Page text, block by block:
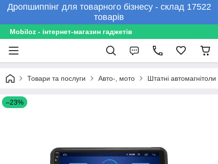
Дропшиппінг для товарного бізнесу - склад 17522
товарів
Mobiloz - інтернет-магазин гаджетів
Товари та послуги Авто-, мото Штатні автомагнітоли
–23%